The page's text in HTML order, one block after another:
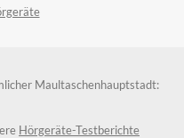
Maultaschenhauptstadt:
Hörgeräte-Testberichte